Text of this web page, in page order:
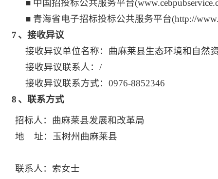
■ 中国招投标公共服务平台
■ 青海省电子招标投标公共服务平台(http://
7 、接收异议
接收异议单位名称：曲麻莱县生态环境和自然
接收异议联系人：/
接收异议联系方式：0976-8852346
8 、联系方式
招标人：曲麻莱县发展和改革局
地 址：玉树州曲麻莱县
联系人：索女士